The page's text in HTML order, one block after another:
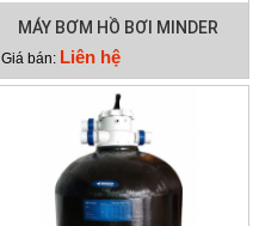
MÁY BƠM HỒ BƠI MINDER
MXB250
Giá bán: Liên hệ